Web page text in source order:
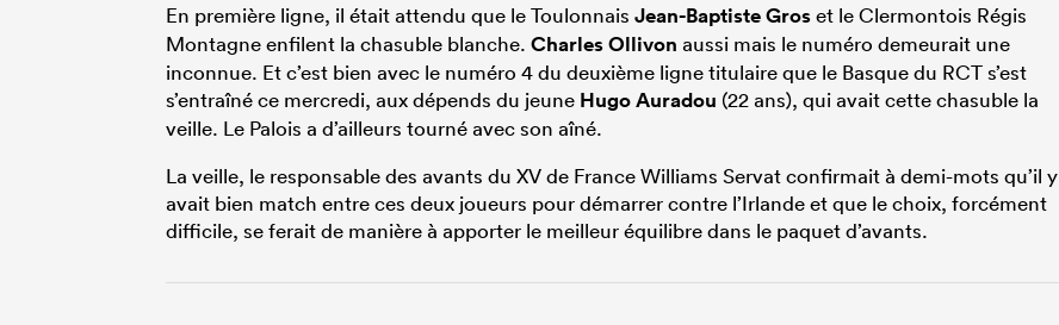
En première ligne, il était attendu que le Toulonnais Jean-Baptiste Groset le Clermontois Régis
Montagne enfilent la chasuble blanche. Charles Ollivon aussi mais le numéro demeurait une
inconnue. Et c’est bien avec le numéro 4 du deuxième ligne titulaire que le Basque du RCT s’est
s’entraîné ce mercredi, aux dépends du jeune Hugo Auradou (22 ans), qui avait cette chasuble la
veille. Le Palois a d’ailleurs tourné avec son aîné.
La veille, le responsable des avants du XV de France Williams Servat confirmait à demi-mots qu’il y
avait bien match entre ces deux joueurs pour démarrer contre l’Irlande et que le choix, forcément
difficile, se ferait de manière à apporter le meilleur équilibre dans le paquet d’avants.